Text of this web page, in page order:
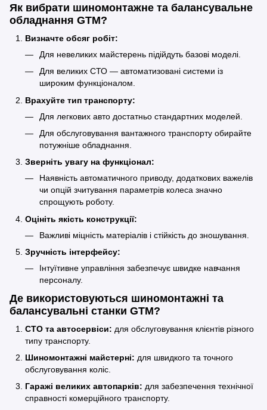
Як вибрати шиномонтажне та балансувальне
обладнання GTM?
Визначте обсяг робіт:
Для невеликих майстерень підійдуть базові моделі.
Для великих СТО — автоматизовані системи із
широким функціоналом.
Врахуйте тип транспорту:
Для легкових авто достатньо стандартних моделей.
Для обслуговування вантажного транспорту обирайте
потужніше обладнання.
Зверніть увагу на функціонал:
Наявність автоматичного приводу, додаткових важелів
чи опцій зчитування параметрів колеса значно
спрощують роботу.
Оцініть якість конструкції:
Важливі міцність матеріалів і стійкість до зношування.
Зручність інтерфейсу:
Інтуїтивне управління забезпечує швидке навчання
персоналу.
Де використовуються шиномонтажні та
балансувальні станки GTM?
СТО та автосервіси: для обслуговування клієнтів різного
типу транспорту.
Шиномонтажні майстерні: для швидкого та точного
обслуговування коліс.
Гаражі великих автопарків: для забезпечення технічної
справності комерційного транспорту.